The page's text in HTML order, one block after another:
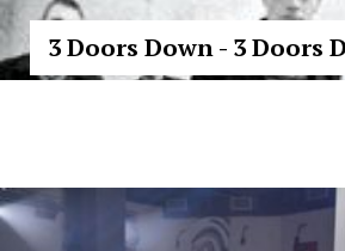
3 Doors Down - 3 Doors